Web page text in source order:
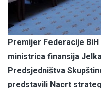
Premijer Federacije
ministrica finansija
Predsjedništva
predstavili Nacrt